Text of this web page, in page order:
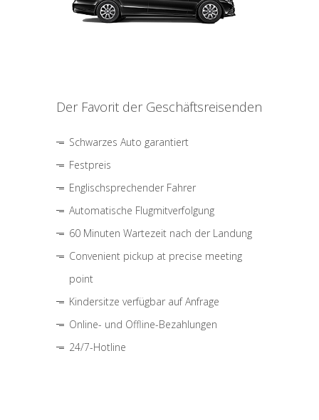
Der Favorit der Geschäftsreisenden
Schwarzes Auto garantiert
Festpreis
Englischsprechender Fahrer
Automatische Flugmitverfolgung
60 Minuten Wartezeit nach der Landung
Convenient pickup at precise meeting
point
Kindersitze verfügbar auf Anfrage
Online- und Offline-Bezahlungen
24/7-Hotline